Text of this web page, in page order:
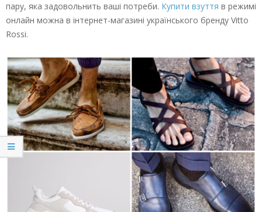
пару, яка задовольнить ваші потреби. Купити взуття в режимі
онлайн можна в інтернет-магазині українського бренду Vitto
Rossi.